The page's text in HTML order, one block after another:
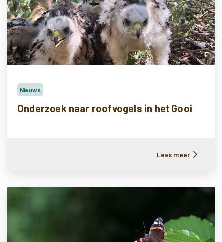
Nieuws
Onderzoek naar roofvogels in het Gooi
Lees meer